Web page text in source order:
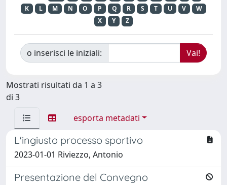
K
L M N O P Q R S T U V
W
X
Y Z
o inserisci le iniziali:
Mostrati risultati da 1 a 3
di 3
esporta metadati
L'ingiusto processo sportivo
2023-01-01 Riviezzo, Antonio
Presentazione del Convegno